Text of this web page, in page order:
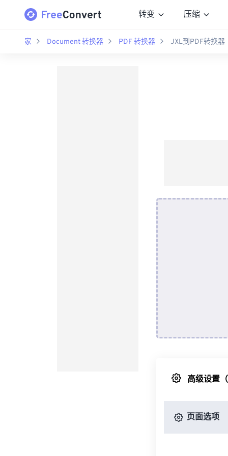
转变 压缩
家 Document 转换器 PDF 转换器 JXL到PDF转换器
高级设置
页面选项